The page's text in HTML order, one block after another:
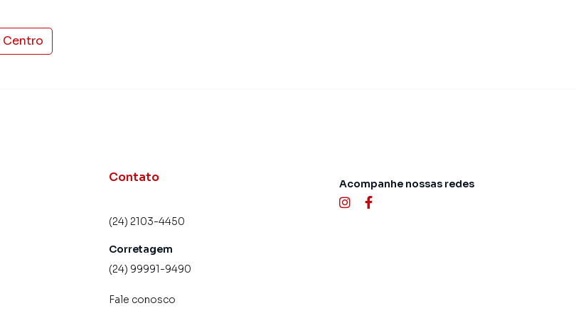
Centro
Contato
(24) 2103-4450
Corretagem
(24) 99991-9490
Fale conosco
Acompanhe nossas redes